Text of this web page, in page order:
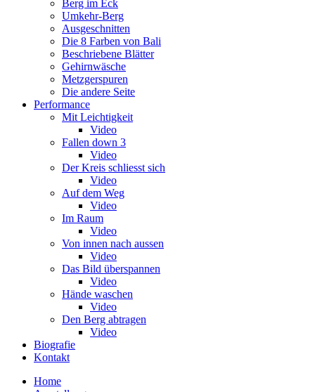
Berg im Eck
Umkehr-Berg
Ausgeschnitten
Die 8 Farben von Bali
Beschriebene Blätter
Gehirnwäsche
Metzgerspuren
Die andere Seite
Performance
Mit Leichtigkeit
Video
Fallen down 3
Video
Der Kreis schliesst sich
Video
Auf dem Weg
Video
Im Raum
Video
Von innen nach aussen
Video
Das Bild überspannen
Video
Hände waschen
Video
Den Berg abtragen
Video
Biografie
Kontakt
Home